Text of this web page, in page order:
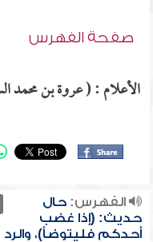
صفحة الفهرس
الأعلام : ( عروة بن محمد
الفهرس:حال
حديث: (إذا غضب
أحدكم فليتوضأ)، والرد